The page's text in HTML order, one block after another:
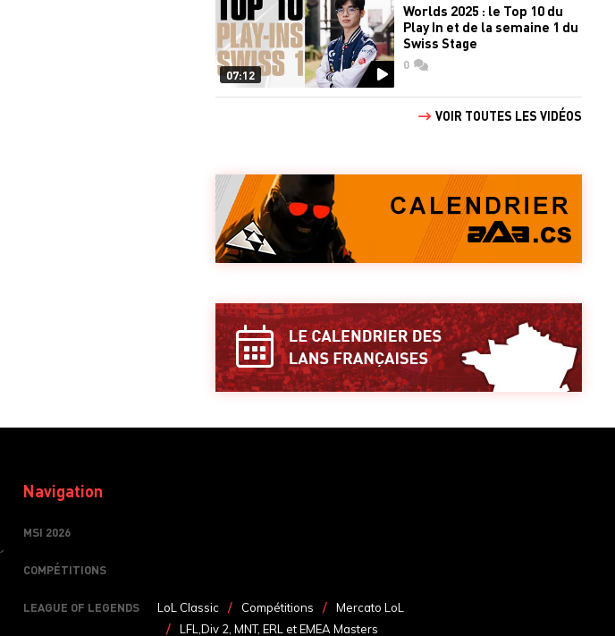
07:12
Worlds 2025 : le Top 10 du
Play In et de la semaine 1 du
Swiss Stage
0commentaires
VOIR TOUTES LES VIDÉOS
Navigation
MSI 2026
COMPÉTITIONS
LEAGUE OF LEGENDS LoL Classic Compétitions
Mercato LoL
LFL,Div 2, MNT, ERL et EMEA Masters